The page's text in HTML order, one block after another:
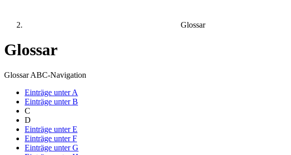
Glossar
Glossar
Glossar ABC-Navigation
Einträge unterA
Einträge unterB
C
D
Einträge unterE
Einträge unterF
Einträge unterG